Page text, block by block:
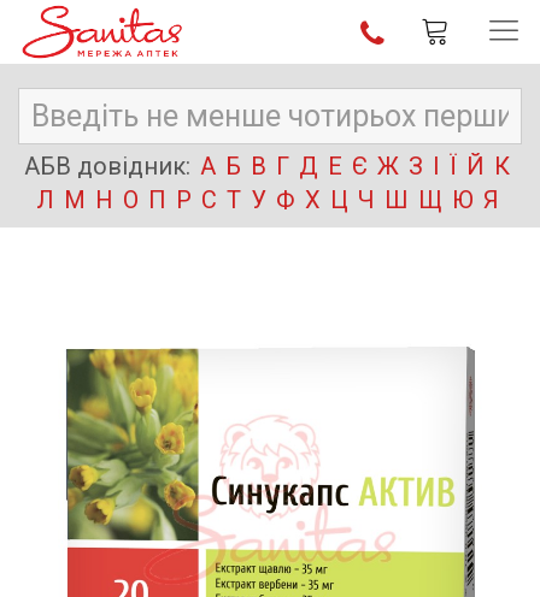
АБВ довідник: А Б В Г Д Е Є Ж З І Ї Й К
Л М Н О П Р С Т У Ф Х Ц Ч Ш Щ Ю Я